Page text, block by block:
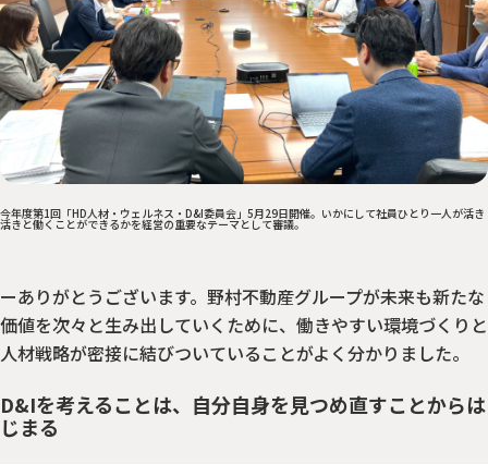
今年度第1回「HD人材・ウェルネス・D&I委員会」5月29日開催。いかにして社員ひとり一人が活き
活きと働くことができるかを経営の重要なテーマとして審議。
ーありがとうございます。野村不動産グループが未来も新たな
価値を次々と生み出していくために、働きやすい環境づくりと
人材戦略が密接に結びついていることがよく分かりました。
D&Iを考えることは、自分自身を見つめ直すことからは
じまる